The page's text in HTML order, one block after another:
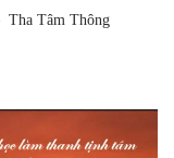
Tha Tâm Thông